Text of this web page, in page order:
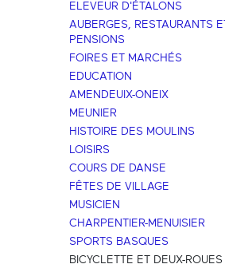
ELEVEUR D'ÉTALONS
AUBERGES, RESTAURANTS ET
PENSIONS
FOIRES ET MARCHÉS
EDUCATION
AMENDEUIX-ONEIX
MEUNIER
HISTOIRE DES MOULINS
LOISIRS
COURS DE DANSE
FÊTES DE VILLAGE
MUSICIEN
CHARPENTIER-MENUISIER
SPORTS BASQUES
BICYCLETTE ET DEUX-ROUES